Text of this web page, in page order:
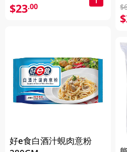
$23.00
好e食白酒汁蜆肉意粉